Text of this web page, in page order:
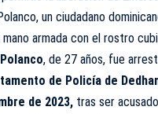
un ciudadano
armada con el rostro
, de 27 años, fue
de Policía de
de 2023, tras ser